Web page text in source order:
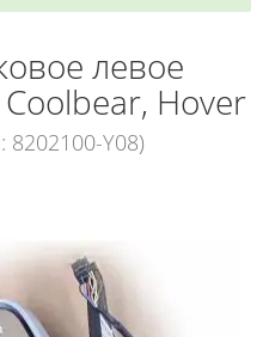
левое
Hover
8202100-Y08)